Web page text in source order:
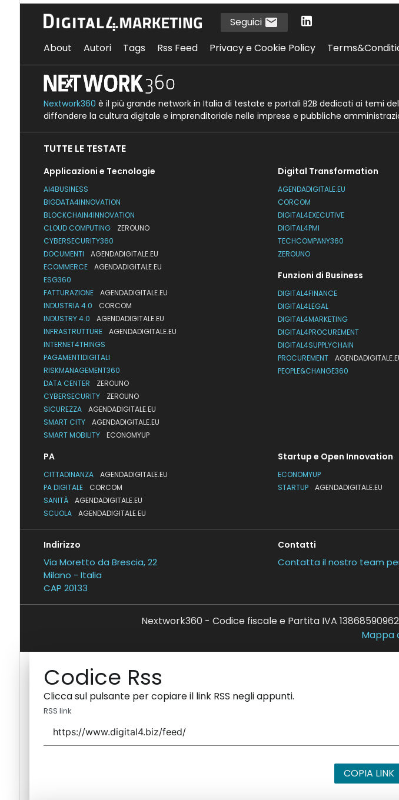
Seguici
About
Autori Tags Rss Feed Privacy e Cookie Policy
Nextwork360 è il più grande network in Italia di testate e portali B2B dedicati ai temi
diffondere la cultura digitale e imprenditoriale nelle imprese e pubbliche
TUTTE LE TESTATE
Applicazioni e Tecnologie
AI4BUSINESS
BIGDATA4INNOVATION
BLOCKCHAIN4INNOVATION
CLOUD COMPUTING
ZEROUNO
CYBERSECURITY360
DOCUMENTI
AGENDADIGITALE.EU
ECOMMERCE
AGENDADIGITALE.EU
ESG360
FATTURAZIONE
AGENDADIGITALE.EU
INDUSTRIA 4.0
CORCOM
INDUSTRY 4.0
AGENDADIGITALE.EU
INFRASTRUTTURE
AGENDADIGITALE.EU
INTERNET4THINGS
PAGAMENTIDIGITALI
RISKMANAGEMENT360
DATA CENTER
ZEROUNO
CYBERSECURITY
ZEROUNO
SICUREZZA
AGENDADIGITALE.EU
SMART CITY
AGENDADIGITALE.EU
SMART MOBILITY
ECONOMYUP
Digital Transformation
AGENDADIGITALE.EU
CORCOM
DIGITAL4EXECUTIVE
DIGITAL4PMI
TECHCOMPANY360
ZEROUNO
Funzioni di Business
DIGITAL4FINANCE
DIGITAL4LEGAL
DIGITAL4MARKETING
DIGITAL4PROCUREMENT
DIGITAL4SUPPLYCHAIN
PROCUREMENT
PEOPLE&CHANGE360
PA
CITTADINANZA
AGENDADIGITALE.EU
PA DIGITALE
CORCOM
SANITÀ
AGENDADIGITALE.EU
SCUOLA
AGENDADIGITALE.EU
Startup e Open Innovation
ECONOMYUP
STARTUP
AGENDADIGITALE.EU
Indirizzo
Via Moretto da Brescia, 22
Milano - Italia
CAP 20133
Contatti
Contatta il nostro team
Nextwork360 - Codice fiscale e Partita IVA 13868590962
Mappa
Codice Rss
Clicca sul pulsante per copiare il link RSS negli appunti.
RSS link
COPIA LINK